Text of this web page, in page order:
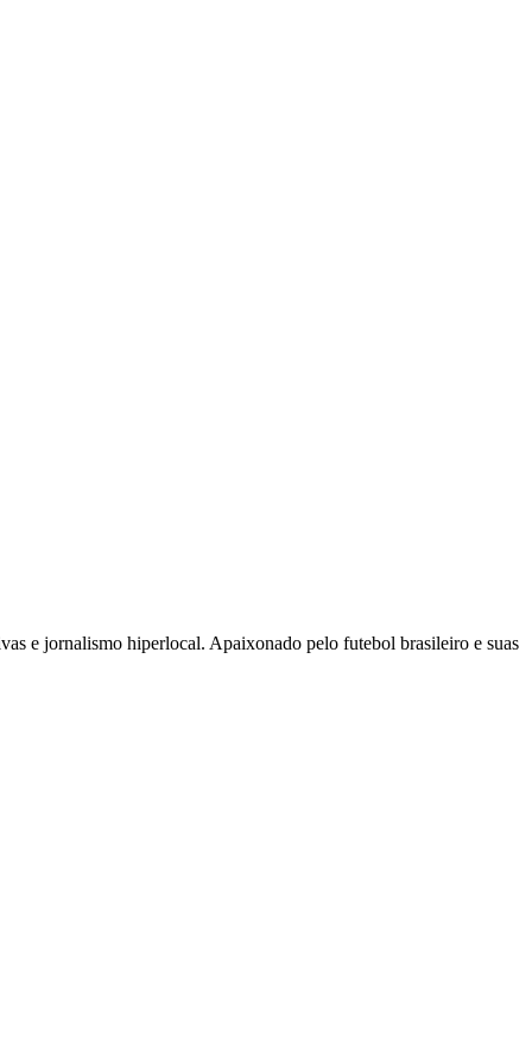
e jornalismo hiperlocal. Apaixonado pelo futebol brasileiro e suas